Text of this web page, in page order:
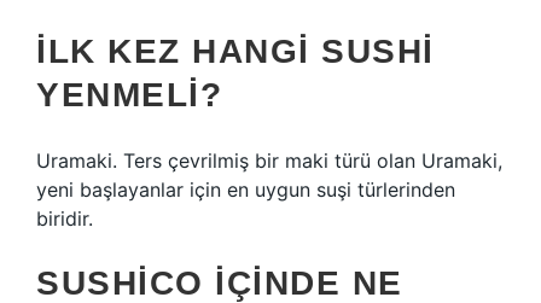
İLK KEZ HANGI SUSHI
YENMELI?
Uramaki. Ters çevrilmiş bir maki türü olan Uramaki,
yeni başlayanlar için en uygun suşi türlerinden
biridir.
SUSHICO IÇINDE NE